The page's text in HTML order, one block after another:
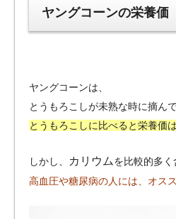
ヤングコーンの栄養価
ヤングコーンは、
とうもろこしが未熟な時に摘ん
とうもろこしに比べると栄養価
しかし、 カリウムを比較的多く
高血圧や糖尿病の人には、オス